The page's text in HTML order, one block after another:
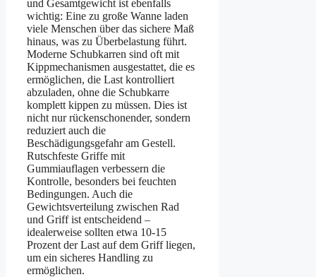
und Gesamtgewicht ist ebenfalls
wichtig: Eine zu große Wanne laden
viele Menschen über das sichere Maß
hinaus, was zu Überbelastung führt.
Moderne Schubkarren sind oft mit
Kippmechanismen ausgestattet, die es
ermöglichen, die Last kontrolliert
abzuladen, ohne die Schubkarre
komplett kippen zu müssen. Dies ist
nicht nur rückenschonender, sondern
reduziert auch die
Beschädigungsgefahr am Gestell.
Rutschfeste Griffe mit
Gummiauflagen verbessern die
Kontrolle, besonders bei feuchten
Bedingungen. Auch die
Gewichtsverteilung zwischen Rad
und Griff ist entscheidend –
idealerweise sollten etwa 10-15
Prozent der Last auf dem Griff liegen,
um ein sicheres Handling zu
ermöglichen.